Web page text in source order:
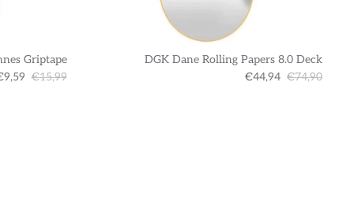
Griptape
€15,99
DGK Dane Rolling Papers 8.0 Deck
€44,94 €74,90